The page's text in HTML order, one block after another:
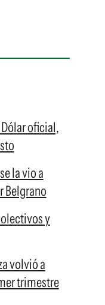
oficial,
la vio a
Belgrano
y
volvió a
trimestre